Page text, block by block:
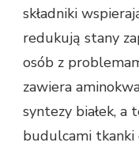
składniki
redukują stany
osób z
zawiera
syntezy białek,
budulcami tkanki